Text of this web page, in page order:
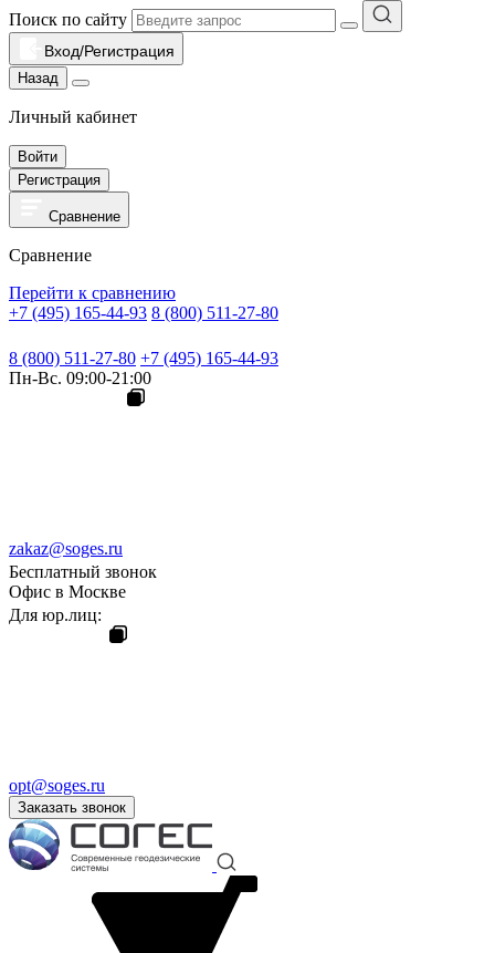
Поиск по сайту
Вход/Регистрация
Назад
Личный кабинет
Войти
Регистрация
Сравнение
Сравнение
Перейти к сравнению
+7 (495) 165-44-93 8 (800) 511-27-80
8 (800) 511-27-80 +7 (495) 165-44-93
Пн-Вс. 09:00-21:00
zakaz@soges.ru
Бесплатный звонок
Офис в Москве
Для юр.лиц:
opt@soges.ru
Заказать звонок